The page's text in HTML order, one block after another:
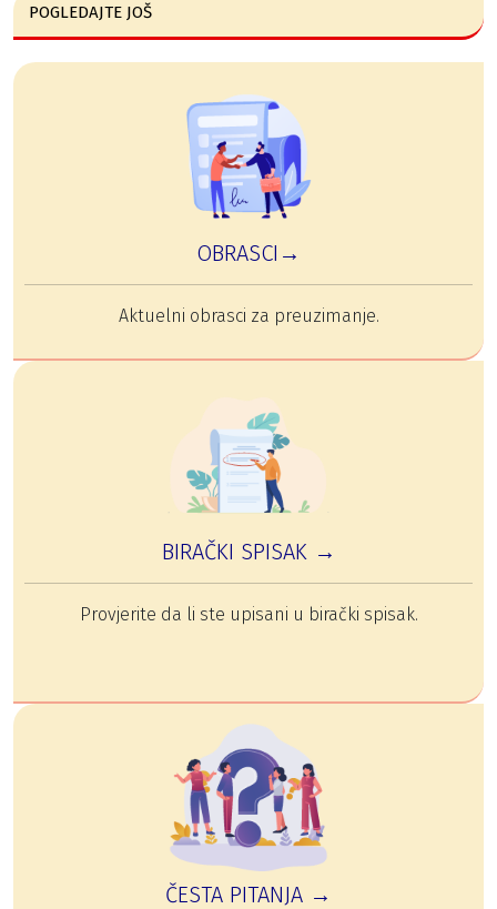
POGLEDAJTE JOŠ
OBRASCI→
Aktuelni obrasci za preuzimanje.
BIRAČKI SPISAK →
Provjerite da li ste upisani u birački spisak.
ČESTA PITANJA →